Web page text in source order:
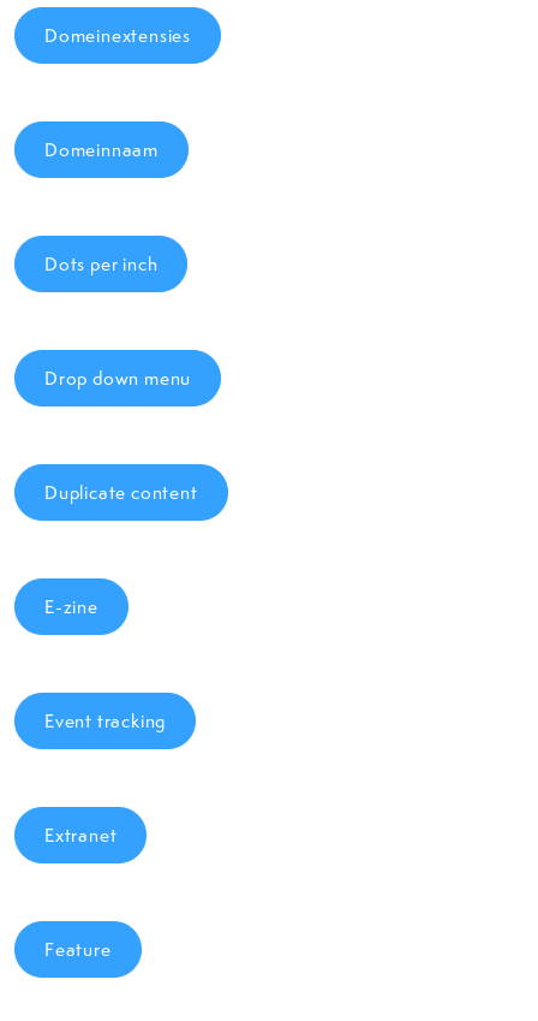
Domeinextensies
Domeinnaam
Dots per inch
Drop down menu
Duplicate content
E-zine
Event tracking
Extranet
Feature